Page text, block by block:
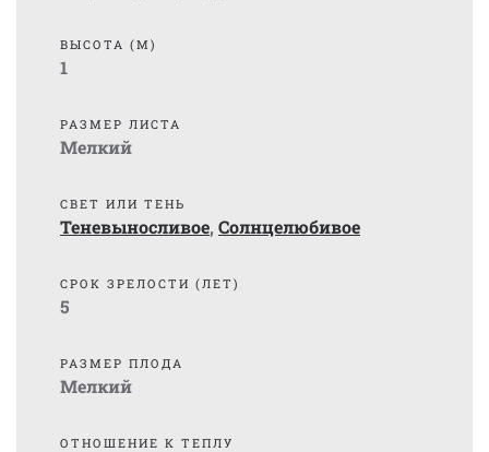
ВЫСОТА (М)
1
РАЗМЕР ЛИСТА
Мелкий
СВЕТ ИЛИ ТЕНЬ
Теневыносливое, Солнцелюбивое
СРОК ЗРЕЛОСТИ (ЛЕТ)
5
РАЗМЕР ПЛОДА
Мелкий
ОТНОШЕНИЕ К ТЕПЛУ